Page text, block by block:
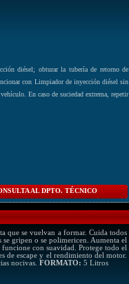
diésel; obturar la tubería de retorno de
con Limpiador de inyección diésel sin
En caso de suciedad extrema, repetir
AL DPTO. TÉCNICO
que se vuelvan a formar. Cuida todos
se gripen o se polimericen. Aumenta el
con suavidad. Protege todo el
de escape y el rendimiento del motor.
nocivas. FORMATO: 5 Litros